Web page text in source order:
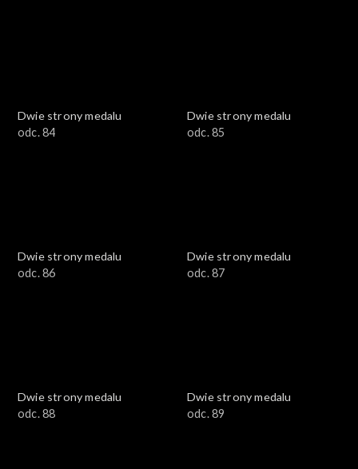
Dwie strony medalu
odc. 84
Dwie strony medalu
odc. 85
Dwie strony medalu
odc. 86
Dwie strony medalu
odc. 87
Dwie strony medalu
odc. 88
Dwie strony medalu
odc. 89